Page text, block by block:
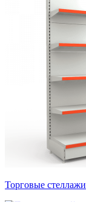
Торговые стеллажи